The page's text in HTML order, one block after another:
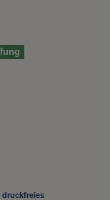
druckfreies